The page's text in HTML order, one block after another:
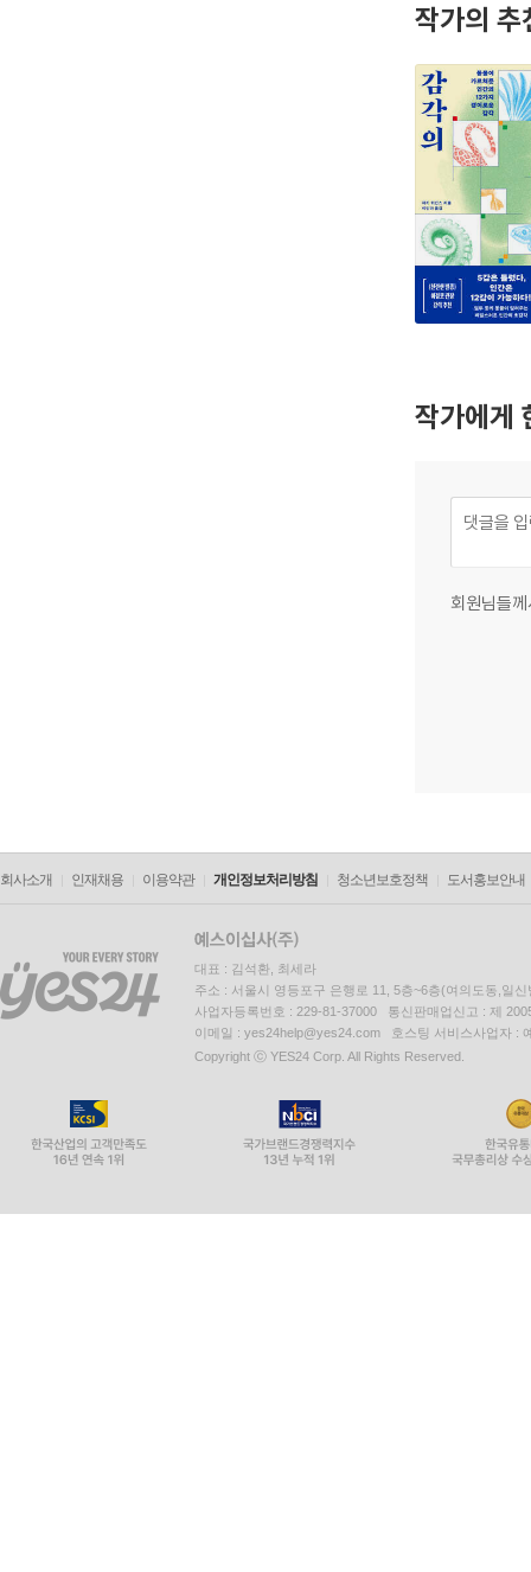
작가의 추
작가에게
회원님들
회사소개 인재채용 이용약관 개인정보처리방침 청소년보호정책 도서홍보안내
대표 : 김석환, 최세라
주소 : 서울시 영등포구 은행로 11, 5층~6층(여의도동,일신
사업자등록번호 : 229-81-37000 통신판매업신고 : 제
이메일 : yes24help@yes24.com 호스팅 서비스사업자 :
Copyright ⓒ YES24 Corp. All Rights Reserved.